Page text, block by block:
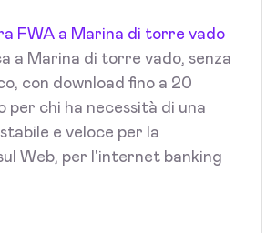
FWA a Marina di torre vado
a Marina di torre vado, senza
con download fino a 20
per chi ha necessità di una
e veloce per la
Web, per l'internet banking